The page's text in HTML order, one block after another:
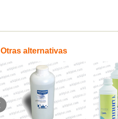
Otras alternativas